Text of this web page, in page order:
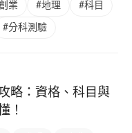
業 #地理 #科目
#分科測驗
略：資格、科目與
！